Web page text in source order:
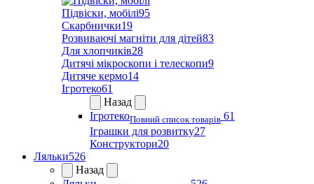
Підвіски, мобілі95
Скарбнички19
Розвиваючі магніти для дітей83
Для хлопчиків28
Дитячі мікроскопи і телескопи9
Дитяче кермо14
Ігротеко61
Назад
ІгротекоПовний список товарів 61
Іграшки для розвитку27
Конструктори20
Ляльки526
Назад